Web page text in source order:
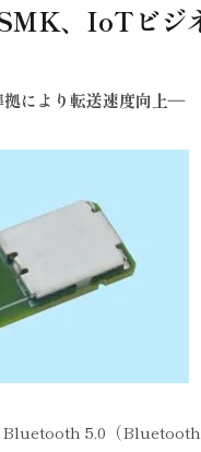
、IoTビジ
により転送速度向上―
5.0（